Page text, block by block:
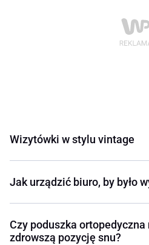
Wizytówki w stylu vintage
Jak urządzić biuro, by było
Czy poduszka
zdrowszą pozycję snu?